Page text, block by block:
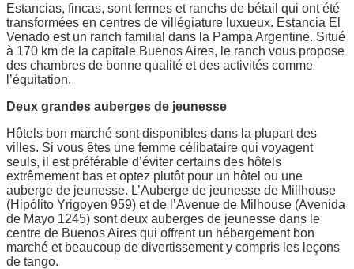
Estancias, fincas, sont fermes et ranchs de bétail qui ont été
transformées en centres de villégiature luxueux. Estancia El
Venado est un ranch familial dans la Pampa Argentine. Situé
à 170 km de la capitale Buenos Aires, le ranch vous propose
des chambres de bonne qualité et des activités comme
l’équitation.
Deux grandes auberges de jeunesse
Hôtels bon marché sont disponibles dans la plupart des
villes. Si vous êtes une femme célibataire qui voyagent
seuls, il est préférable d’éviter certains des hôtels
extrêmement bas et optez plutôt pour un hôtel ou une
auberge de jeunesse. L’Auberge de jeunesse de Millhouse
(Hipólito Yrigoyen 959) et de l’Avenue de Milhouse (Avenida
de Mayo 1245) sont deux auberges de jeunesse dans le
centre de Buenos Aires qui offrent un hébergement bon
marché et beaucoup de divertissement y compris les leçons
de tango.